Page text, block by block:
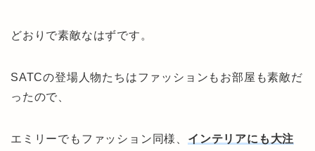
どおりで素敵なはずです。
SATCの登場人物たちはファッションもお部屋も素敵だ
ったので、
エミリーでもファッション同様、 インテリアにも大注